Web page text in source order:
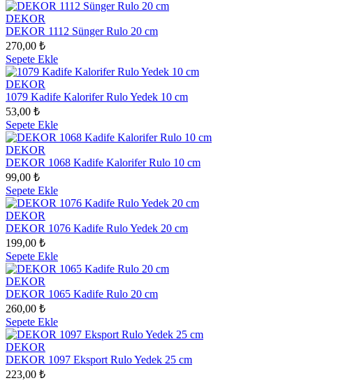
DEKOR
DEKOR 1112 Sünger Rulo 20 cm
270,00 ₺
Sepete Ekle
DEKOR
1079 Kadife Kalorifer Rulo Yedek 10 cm
53,00 ₺
Sepete Ekle
DEKOR
DEKOR 1068 Kadife Kalorifer Rulo 10 cm
99,00 ₺
Sepete Ekle
DEKOR
DEKOR 1076 Kadife Rulo Yedek 20 cm
199,00 ₺
Sepete Ekle
DEKOR
DEKOR 1065 Kadife Rulo 20 cm
260,00 ₺
Sepete Ekle
DEKOR
DEKOR 1097 Eksport Rulo Yedek 25 cm
223,00 ₺